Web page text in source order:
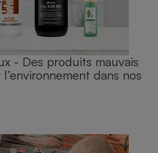
- Des produits mauvais
dans nos